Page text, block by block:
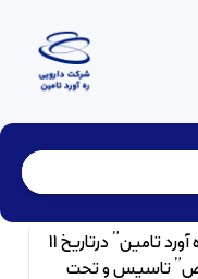
شرکت در ابتدا تحت نام ”شیمیایی ره آورد تامين” درتاريخ 11
خاص” تاسيس و تحت